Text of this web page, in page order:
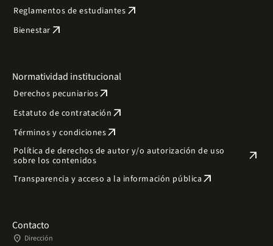
Reglamentos de estudiantes arrow_outward
Bienestar arrow_outward
Normatividad institucional
Derechos pecuniariosarrow_outward
Estatuto de contratación arrow_outward
Términos y condicionesarrow_outward
Política de derechos de autor y/o autorización de uso
sobre los contenidos
arrow_outward
Transparencia y acceso a la información pública arrow_outward
Contacto
place Dirección